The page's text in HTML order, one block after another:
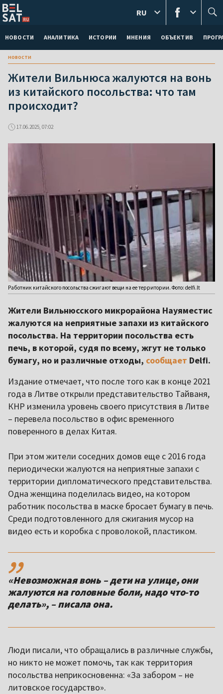
НОВОСТИ АНАЛИТИКА ИСТОРИИ МНЕНИЯ ОБЪЕКТИВ
RU
новости
Жители Вильнюса жалуются на вонь
из китайского посольства: что там
происходит?
17.06.2025, 07:02
Работник китайского посольства сжигают вещи на ее территории. Фото: delfi.lt
Жители Вильнюсского микрорайона Науяместис
жалуются на неприятные запахи из китайского
посольства. На территории посольства есть
печь, в которой, судя по всему, жгут не только
бумагу, но и различные отходы, сообщает Delfi.
Издание отмечает, что после того как в конце 2021
года в Литве открыли представительство Тайваня,
КНР изменила уровень своего присутствия в Литве
– перевела посольство в офис временного
поверенного в делах Китая.
При этом жители соседних домов еще с 2016 года
периодически жалуются на неприятные запахи с
территории дипломатического представительства.
Одна женщина поделилась видео, на котором
работник посольства в маске бросает бумагу в печь.
Среди подготовленного для сжигания мусор на
видео есть и коробка с проволокой, пластиком.
,,
«Невозможная вонь – дети на улице, они
жалуются на головные боли, надо что-то
делать», – писала она.
Люди писали, что обращались в различные службы,
но никто не может помочь, так как территория
посольства неприкосновенна: «За забором – не
литовское государство».